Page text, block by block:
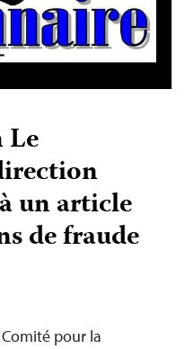
Le
un article
de fraude
pour la